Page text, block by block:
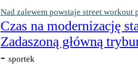
Nad zalewem powstaje street workout
Czas na modernizację
Zadaszoną główną
- sportek